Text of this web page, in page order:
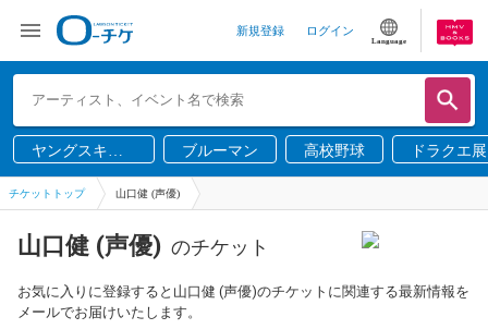
新規登録 ログイン
Language
ヤングスキニ
ー
ブルーマン 高校野球 ドラクエ展
チケットトップ 山口健 (声優)
山口健 (声優) のチケット
お気に入りに登録すると山口健 (声優)のチケットに関連する最新情報を
メールでお届けいたします。